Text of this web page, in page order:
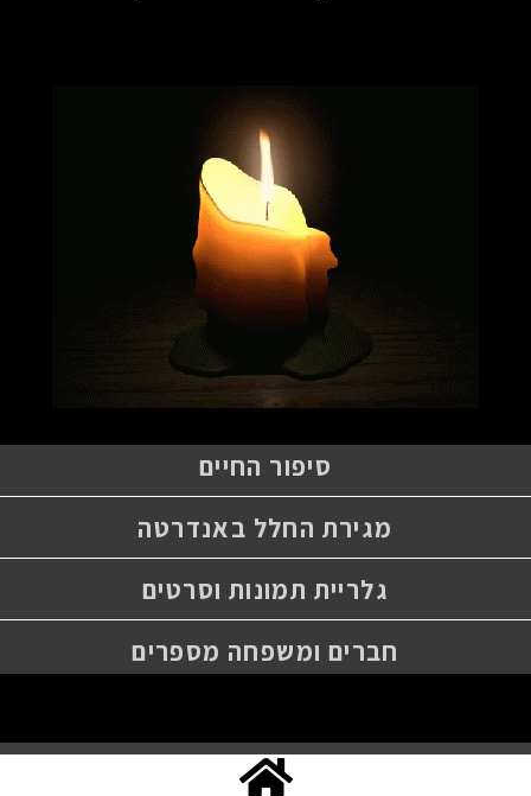
סיפור החיים
מגירת החלל באנדרטה
גלריית תמונות וסרטים
חברים ומשפחה מספרים